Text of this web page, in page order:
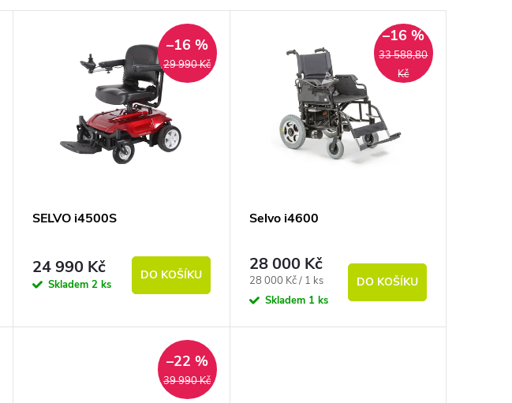
29 990 Kč
–16 %
SELVO i4500S
24 990 Kč
Skladem2 ks
DO KOŠÍKU
33 588,80
Kč
–16 %
Selvo i4600
28 000 Kč
Měrná cena:
28 000 Kč / 1 ks
Skladem 1 ks
DO KOŠÍKU
39 990 Kč
–22 %